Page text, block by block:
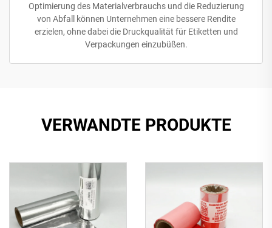
Optimierung des Materialverbrauchs und die Reduzierung
von Abfall können Unternehmen eine bessere Rendite
erzielen, ohne dabei die Druckqualität für Etiketten und
Verpackungen einzubüßen.
VERWANDTE PRODUKTE